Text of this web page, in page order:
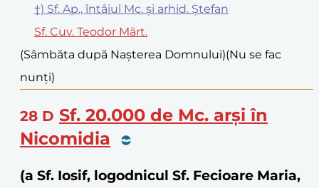
†) Sf. Ap., întâiul Mc. și arhid. Ștefan
Sf. Cuv. Teodor Mărt.
(Sâmbăta după Nașterea Domnului)(Nu se fac
nunți)
28 D Sf. 20.000 de Mc. arși în
Nicomidia
(a Sf. Iosif, logodnicul Sf. Fecioare Maria,